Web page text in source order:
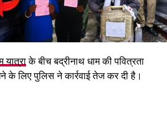
पुलिस ने मौके पर पहुंचकर हादसे की
के कारणों की जांच कर रही है। हादसे के
आए श्रद्धालुओं में शोक का माहौल है।
यात्राके बीच बद्रीनाथ धाम की पवित्रता
के लिए पुलिस ने कार्रवाई तेज कर दी है।